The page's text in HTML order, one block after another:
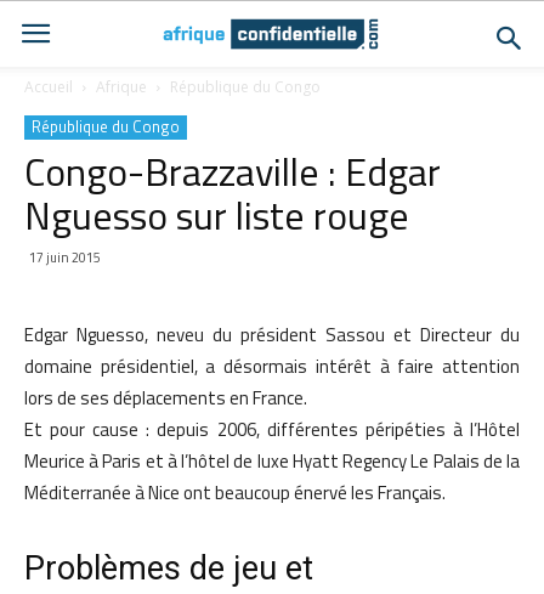
Accueil Afrique République du Congo
République du Congo
Congo-Brazzaville : Edgar
Nguesso sur liste rouge
17 juin 2015
Edgar Nguesso, neveu du président Sassou et Directeur du
domaine présidentiel, a désormais intérêt à faire attention
lors de ses déplacements en France.
Et pour cause : depuis 2006, différentes péripéties à l’Hôtel
Meurice à Paris et à l’hôtel de luxe Hyatt Regency Le Palais de la
Méditerranée à Nice ont beaucoup énervé les Français.
Problèmes de jeu et